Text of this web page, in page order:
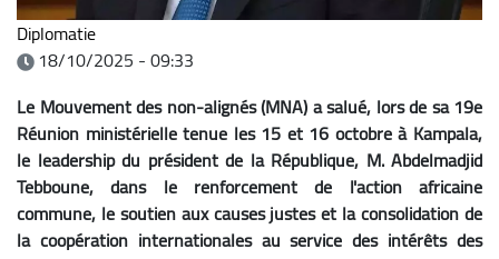
Diplomatie
18/10/2025 - 09:33
Le Mouvement des non-alignés (MNA) a salué, lors de sa 19e
Réunion ministérielle tenue les 15 et 16 octobre à Kampala,
le leadership du président de la République, M. Abdelmadjid
Tebboune, dans le renforcement de l'action africaine
commune, le soutien aux causes justes et la consolidation de
la coopération internationales au service des intérêts des